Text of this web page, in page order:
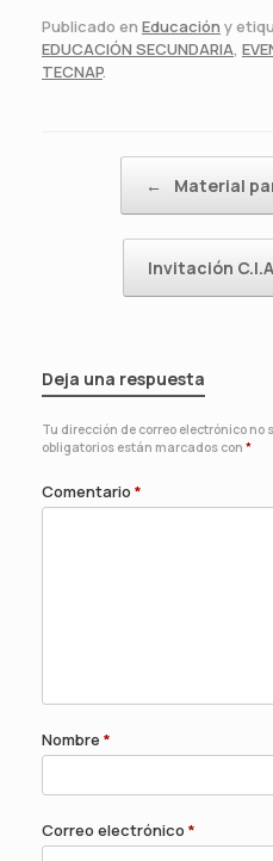
Publicado en Educación y
EDUCACIÓN SECUNDARIA,
TECNAP.
← Material
Invitación
Deja una respuesta
Tu dirección de correo electrónico no
obligatorios están marcados con *
Comentario *
Nombre *
Correo electrónico *